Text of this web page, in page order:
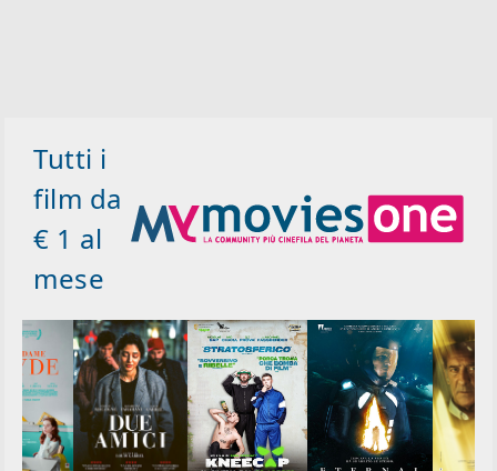
Tutti i
film da
€ 1 al
mese